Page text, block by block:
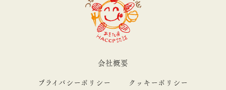
会社概要
プライバシーポリシー クッキーポリシー